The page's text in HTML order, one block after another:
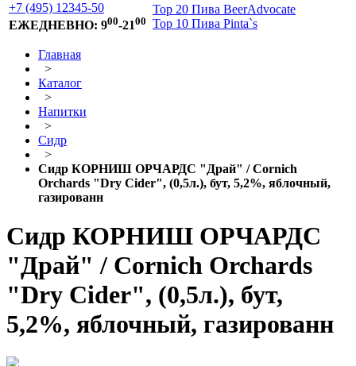
+7 (495) 12345-50
ЕЖЕДНЕВНО: 900-2100
Top 20 Пива BeerAdvocate
Top 10 Пива Pinta`s
Главная
>
Каталог
>
Напитки
>
Сидр
>
Сидр КОРНИШ ОРЧАРДС "Драй" / Cornich
Orchards "Dry Cider", (0,5л.), бут, 5,2%, яблочный,
газированн
Сидр КОРНИШ ОРЧАРДС
"Драй" / Cornich Orchards
"Dry Cider", (0,5л.), бут,
5,2%, яблочный, газированн